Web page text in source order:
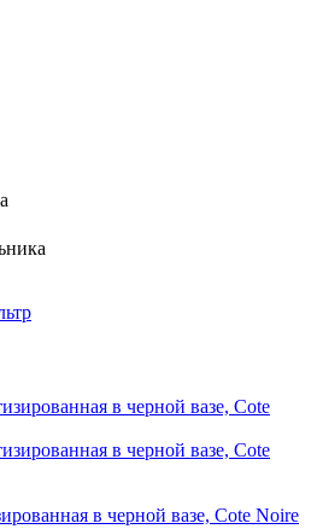
в черной вазе, Cote Noire